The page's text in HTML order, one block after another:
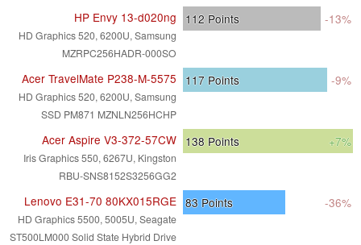
HP Envy 13-d020ng
HD Graphics 520, 6200U, Samsung
MZRPC256HADR-000SO
112 Points -13%
Acer TravelMate P238-M-5575
HD Graphics 520, 6200U, Samsung
SSD PM871 MZNLN256HCHP
117 Points -9%
Acer Aspire V3-372-57CW
Iris Graphics 550, 6267U, Kingston
RBU-SNS8152S3256GG2
138 Points +7%
Lenovo E31-70 80KX015RGE
HD Graphics 5500, 5005U, Seagate
ST500LM000 Solid State Hybrid Drive
83 Points -36%